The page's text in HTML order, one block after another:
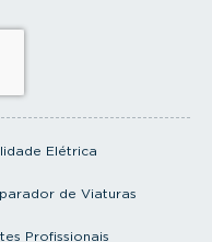
Elétrica
de Viaturas
Profissionais